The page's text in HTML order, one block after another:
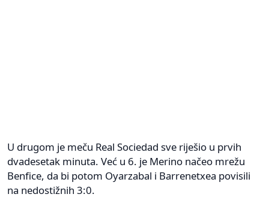
U drugom je meču Real Sociedad sve riješio u prvih
dvadesetak minuta. Već u 6. je Merino načeo mrežu
Benfice, da bi potom Oyarzabal i Barrenetxea povisili
na nedostižnih 3:0.